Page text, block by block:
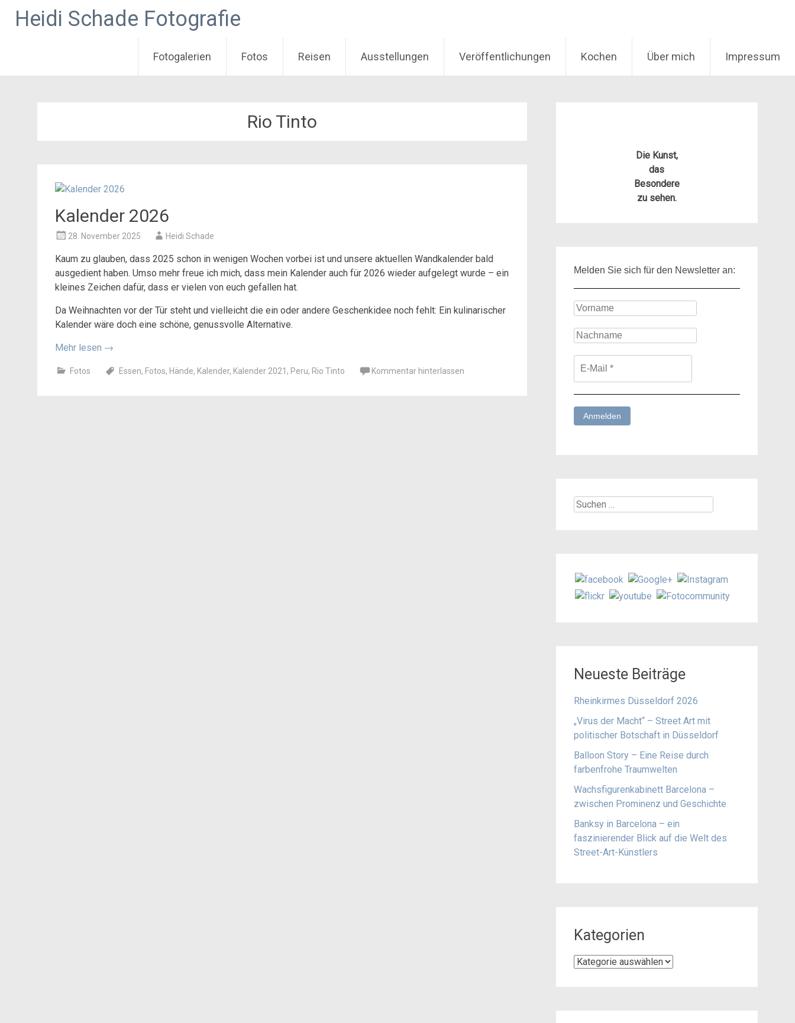
Heidi Schade Fotografie
Fotogalerien Fotos Reisen Ausstellungen Veröffentlichungen Kochen Über mich Impressum
Rio Tinto
Kalender 2026
28. November 2025 Heidi Schade
Kaum zu glauben, dass 2025 schon in wenigen Wochen vorbei ist und unsere aktuellen Wandkalender bald
ausgedient haben. Umso mehr freue ich mich, dass mein Kalender auch für 2026 wieder aufgelegt wurde – ein
kleines Zeichen dafür, dass er vielen von euch gefallen hat.
Da Weihnachten vor der Tür steht und vielleicht die ein oder andere Geschenkidee noch fehlt: Ein kulinarischer
Kalender wäre doch eine schöne, genussvolle Alternative.
Mehr lesen →
Fotos Essen, Fotos, Hände, Kalender, Kalender 2021 , Peru, Rio Tinto Kommentar hinterlassen
Die Kunst,
das
Besondere
zu sehen.
Melden Sie sich für den Newsletter an:
Suchen
Neueste Beiträge
Rheinkirmes Düsseldorf 2026
„Virus der Macht“ – Street Art mit
politischer Botschaft in Düsseldorf
Balloon Story – Eine Reise durch
farbenfrohe Traumwelten
Wachsfigurenkabinett Barcelona –
zwischen Prominenz und Geschichte
Banksy in Barcelona – ein
faszinierender Blick auf die Welt des
Street-Art-Künstlers
Kategorien
Kategorien